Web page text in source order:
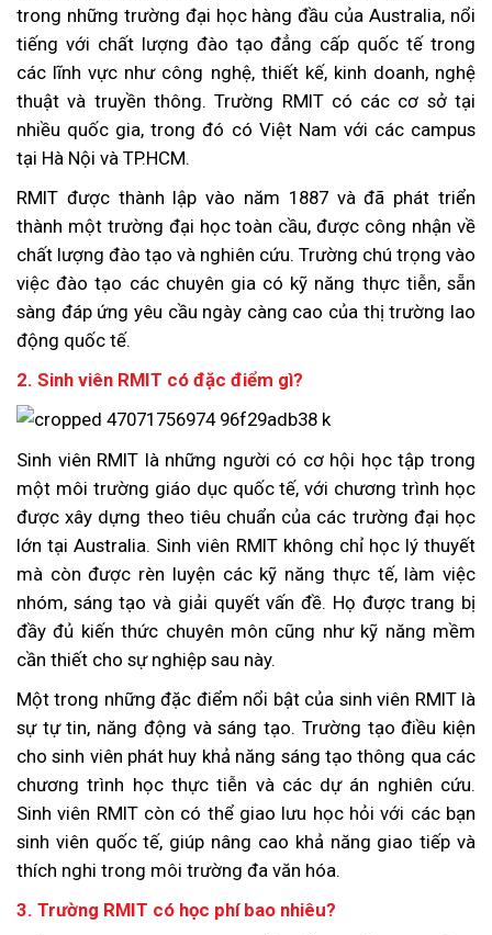
trong những trường đại học hàng đầu của Australia, nổi
tiếng với chất lượng đào tạo đẳng cấp quốc tế trong
các lĩnh vực như công nghệ, thiết kế, kinh doanh, nghệ
thuật và truyền thông. Trường RMIT có các cơ sở tại
nhiều quốc gia, trong đó có Việt Nam với các campus
tại Hà Nội và TP.HCM.
RMIT được thành lập vào năm 1887 và đã phát triển
thành một trường đại học toàn cầu, được công nhận về
chất lượng đào tạo và nghiên cứu. Trường chú trọng vào
việc đào tạo các chuyên gia có kỹ năng thực tiễn, sẵn
sàng đáp ứng yêu cầu ngày càng cao của thị trường lao
động quốc tế.
2. Sinh viên RMIT có đặc điểm gì?
Sinh viên RMIT là những người có cơ hội học tập trong
một môi trường giáo dục quốc tế, với chương trình học
được xây dựng theo tiêu chuẩn của các trường đại học
lớn tại Australia. Sinh viên RMIT không chỉ học lý thuyết
mà còn được rèn luyện các kỹ năng thực tế, làm việc
nhóm, sáng tạo và giải quyết vấn đề. Họ được trang bị
đầy đủ kiến thức chuyên môn cũng như kỹ năng mềm
cần thiết cho sự nghiệp sau này.
Một trong những đặc điểm nổi bật của sinh viên RMIT là
sự tự tin, năng động và sáng tạo. Trường tạo điều kiện
cho sinh viên phát huy khả năng sáng tạo thông qua các
chương trình học thực tiễn và các dự án nghiên cứu.
Sinh viên RMIT còn có thể giao lưu học hỏi với các bạn
sinh viên quốc tế, giúp nâng cao khả năng giao tiếp và
thích nghi trong môi trường đa văn hóa.
3. Trường RMIT có học phí bao nhiêu?